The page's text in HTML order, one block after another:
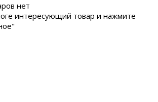
нет
интересующий товар и нажмите